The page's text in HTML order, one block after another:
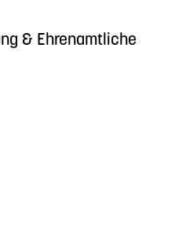
& Ehrenamtliche